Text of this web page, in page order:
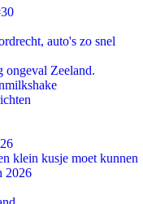
auto's zo snel
ongeval Zeeland.
klein kusje moet kunnen
2026